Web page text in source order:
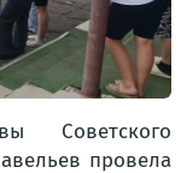
Советского
провела